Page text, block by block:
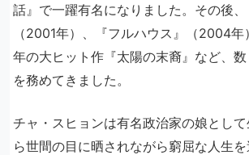
話』で一躍有名になりました。その後、
（2001年）、『フルハウス』（2004
年の大ヒット作『太陽の末裔』など、
を務めてきました。
チャ・スヒョンは有名政治家の娘とし
ら世間の目に晒されながら窮屈な人生